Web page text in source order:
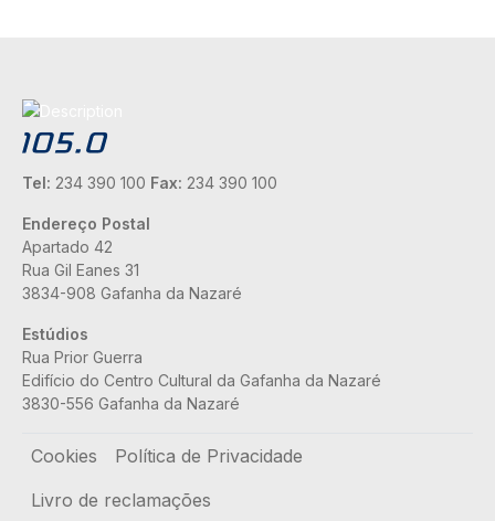
Tel: 234 390 100 Fax: 234 390 100
Endereço Postal
Apartado 42
Rua Gil Eanes 31
3834-908 Gafanha da Nazaré
Estúdios
Rua Prior Guerra
Edifício do Centro Cultural da Gafanha da Nazaré
3830-556 Gafanha da Nazaré
Rodapé
Cookies
Política de Privacidade
Livro de reclamações